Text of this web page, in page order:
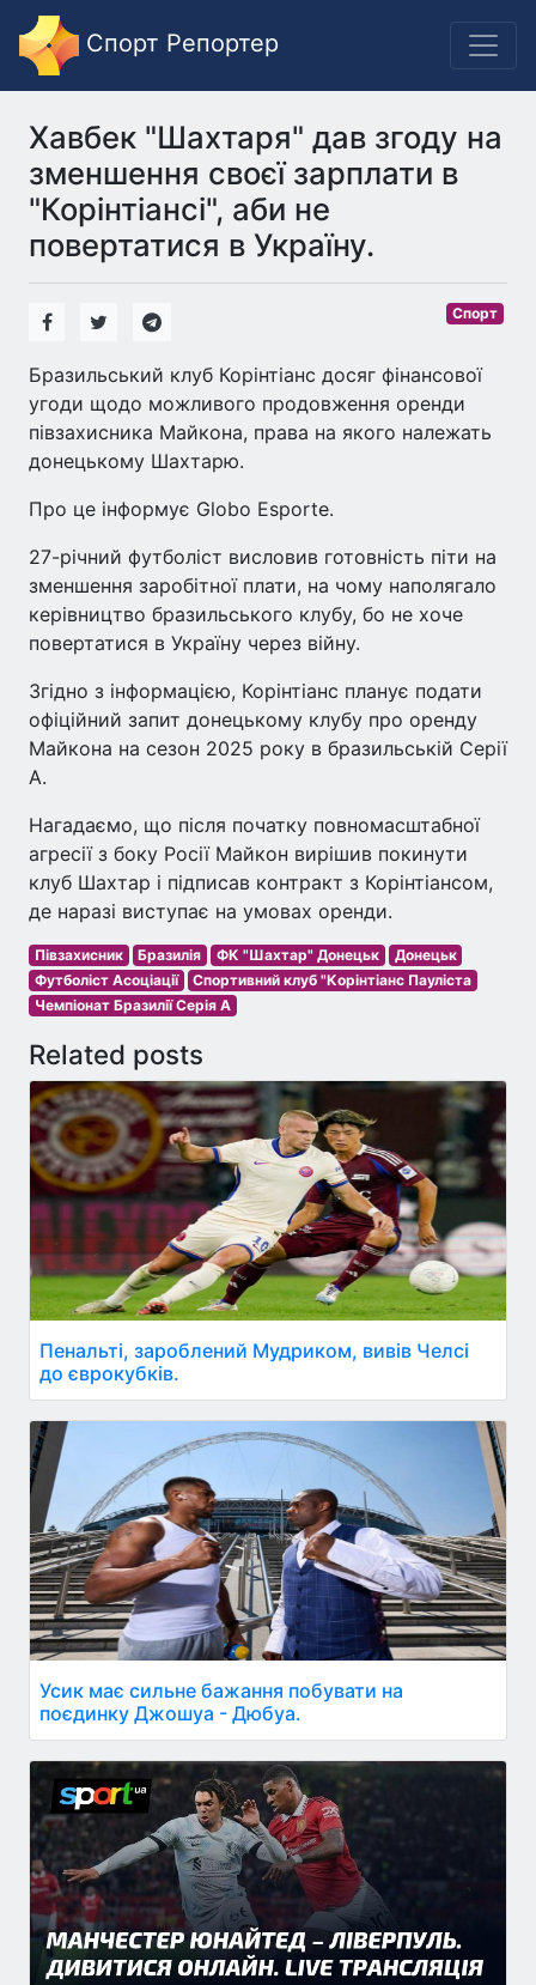
Спорт Репортер
Хавбек "Шахтаря" дав згоду на
зменшення своєї зарплати в
"Корінтіансі", аби не
повертатися в Україну.
Спорт
Бразильський клуб Корінтіанс досяг фінансової
угоди щодо можливого продовження оренди
півзахисника Майкона, права на якого належать
донецькому Шахтарю.
Про це інформує Globo Esporte.
27-річний футболіст висловив готовність піти на
зменшення заробітної плати, на чому наполягало
керівництво бразильського клубу, бо не хоче
повертатися в Україну через війну.
Згідно з інформацією, Корінтіанс планує подати
офіційний запит донецькому клубу про оренду
Майкона на сезон 2025 року в бразильській Серії
А.
Нагадаємо, що після початку повномасштабної
агресії з боку Росії Майкон вирішив покинути
клуб Шахтар і підписав контракт з Корінтіансом,
де наразі виступає на умовах оренди.
Півзахисник Бразилія ФК "Шахтар" Донецьк
Донецьк
Футболіст Асоціації
Спортивний клуб "Корінтіанс Пауліста
Чемпіонат Бразилії Серія А
Related posts
Пенальті, зароблений Мудриком, вивів Челсі
до єврокубків.
Усик має сильне бажання побувати на
поєдинку Джошуа - Дюбуа.